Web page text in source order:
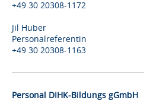
+49 30 20308-1172
Jil Huber
Personalreferentin
+49 30 20308-1163
Personal DIHK-Bildungs gGmbH